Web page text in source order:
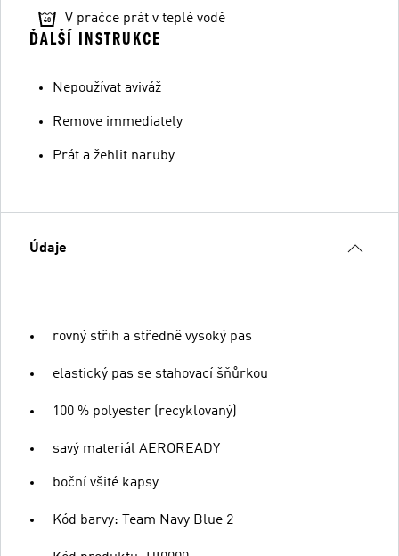
V pračce prát v teplé vodě
ĎALŠÍ INSTRUKCE
Nepoužívat aviváž
Remove immediately
Prát a žehlit naruby
Údaje
rovný střih a středně vysoký pas
elastický pas se stahovací šňůrkou
100 % polyester (recyklovaný)
savý materiál AEROREADY
boční všité kapsy
Kód barvy: Team Navy Blue 2